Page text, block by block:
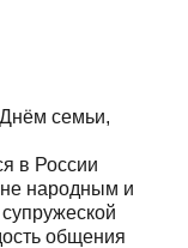
семьи,
в России
народным и
общения